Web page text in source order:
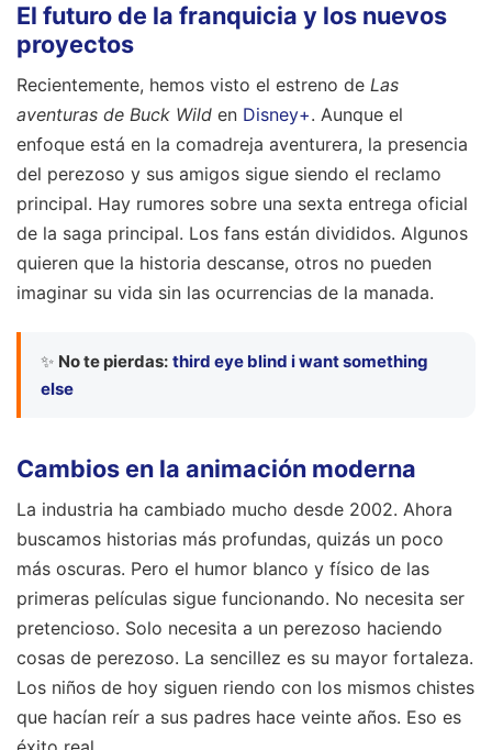
El futuro de la franquicia y los nuevos
proyectos
Recientemente, hemos visto el estreno de Las
aventuras de Buck Wild en Disney+. Aunque el
enfoque está en la comadreja aventurera, la presencia
del perezoso y sus amigos sigue siendo el reclamo
principal. Hay rumores sobre una sexta entrega oficial
de la saga principal. Los fans están divididos. Algunos
quieren que la historia descanse, otros no pueden
imaginar su vida sin las ocurrencias de la manada.
✨ No te pierdas: third eye blind i want something
else
Cambios en la animación moderna
La industria ha cambiado mucho desde 2002. Ahora
buscamos historias más profundas, quizás un poco
más oscuras. Pero el humor blanco y físico de las
primeras películas sigue funcionando. No necesita ser
pretencioso. Solo necesita a un perezoso haciendo
cosas de perezoso. La sencillez es su mayor fortaleza.
Los niños de hoy siguen riendo con los mismos chistes
que hacían reír a sus padres hace veinte años. Eso es